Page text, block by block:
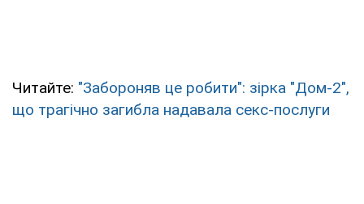
Читайте: "Забороняв це робити": зірка "Дом-2",
що трагічно загибла надавала секс-послуги